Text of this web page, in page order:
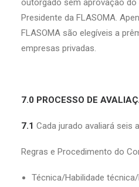
outorgado sem aprovação do
Presidente da FLASOMA.
FLASOMA são elegíveis a
empresas privadas.
7.0 PROCESSO DE
7.1 Cada jurado avaliará seis
Regras e Procedimento do
Técnica/Habilidade